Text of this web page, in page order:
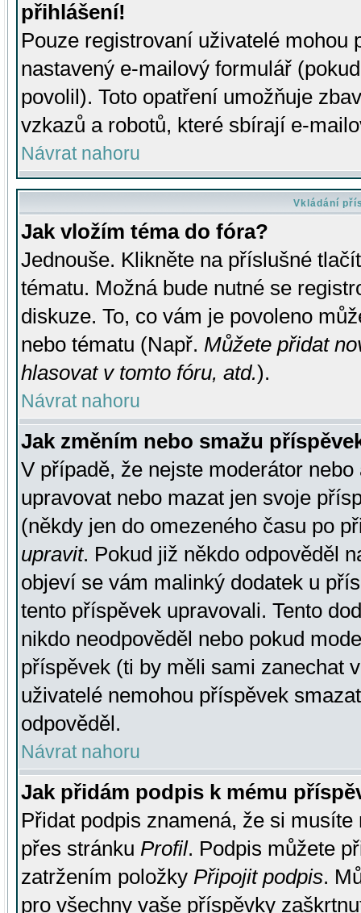
přihlášení!
Pouze registrovaní uživatelé mohou
nastavený e-mailový formulář
povolil). Toto opatření umožňuje
vzkazů a robotů, které sbírají e-
Návrat nahoru
Vkládání
Jak vložím téma do fóra?
Jednouše. Klikněte na příslušné
tématu. Možná bude nutné se
diskuze. To, co vám je povoleno
nebo tématu (Např. Můžete přidat
hlasovat v tomto fóru, atd.).
Návrat nahoru
Jak změním nebo smažu
V případě, že nejste moderátor
upravovat nebo mazat jen svoje
(někdy jen do omezeného času po
upravit. Pokud již někdo odpověděl
objeví se vám malinký dodatek u
tento příspěvek upravovali. Tento
nikdo neodpověděl nebo pokud
příspěvek (ti by měli sami zanechat
uživatelé nemohou příspěvek
odpověděl.
Návrat nahoru
Jak přidám podpis k mému
Přidat podpis znamená, že si
přes stránku Profil. Podpis můžete
zatržením položky Připojit podpis.
pro všechny vaše příspěvky